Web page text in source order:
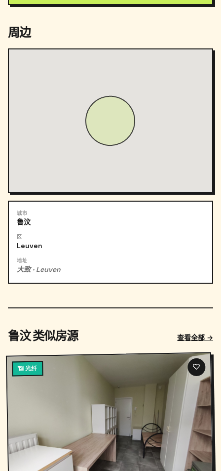
周边
城市
鲁汶
区
Leuven
地址
大致 · Leuven
鲁汶 类似房源 查看全部 →
📶 光纤 ♡